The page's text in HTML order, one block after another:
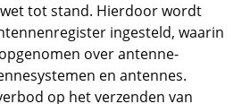
tot stand. Hierdoor wordt
ingesteld, waarin
over antenne-
en antennes.
op het verzenden van